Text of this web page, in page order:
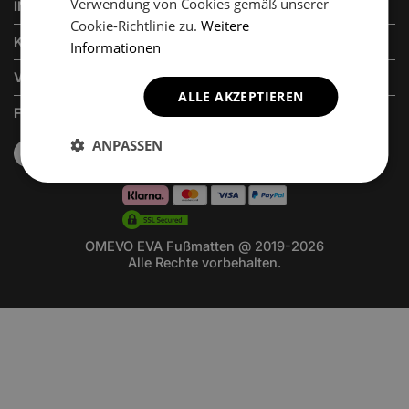
INFORMATIONEN
KUNDENSERVICE
VERKAUFSABTEILUNG
FOLGEN SIE UNS
OMEVO EVA Fußmatten @ 2019-2026
Alle Rechte vorbehalten.
Verwendung von Cookies gemäß unserer
Cookie-Richtlinie zu.Weitere
Informationen
ALLE AKZEPTIEREN
ANPASSEN